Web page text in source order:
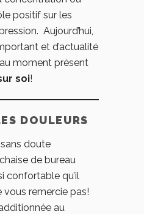
positif sur les
Aujourd’hui,
et d’actualité
moment présent
soi!
DOULEURS
doute
de bureau
confortable qu’il
remercie pas!
au